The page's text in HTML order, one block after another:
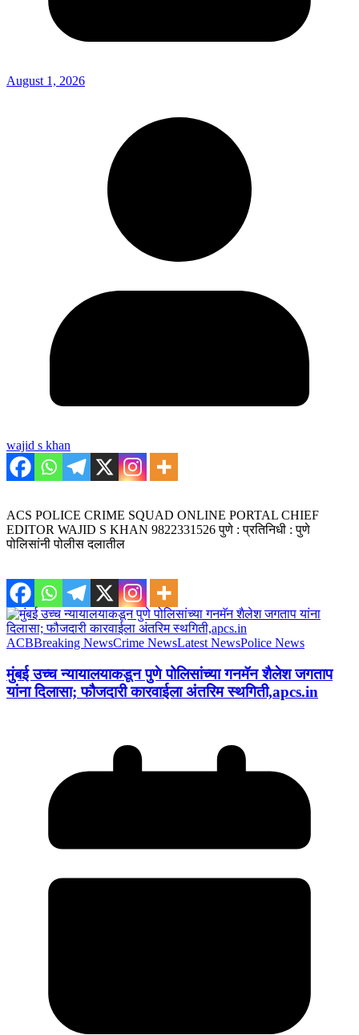
August 1, 2026
wajid s khan
ACS POLICE CRIME SQUAD ONLINE PORTAL CHIEF
EDITOR WAJID S KHAN 9822331526 पुणे : प्रतिनिधी : पुणे
पोलिसांनी पोलीस दलातील
ACBBreaking NewsCrime NewsLatest NewsPolice News
मुंबई उच्च न्यायालयाकडून पुणे पोलिसांच्या गनमॅन शैलेश जगताप
यांना दिलासा; फौजदारी कारवाईला अंतरिम स्थगिती,apcs.in